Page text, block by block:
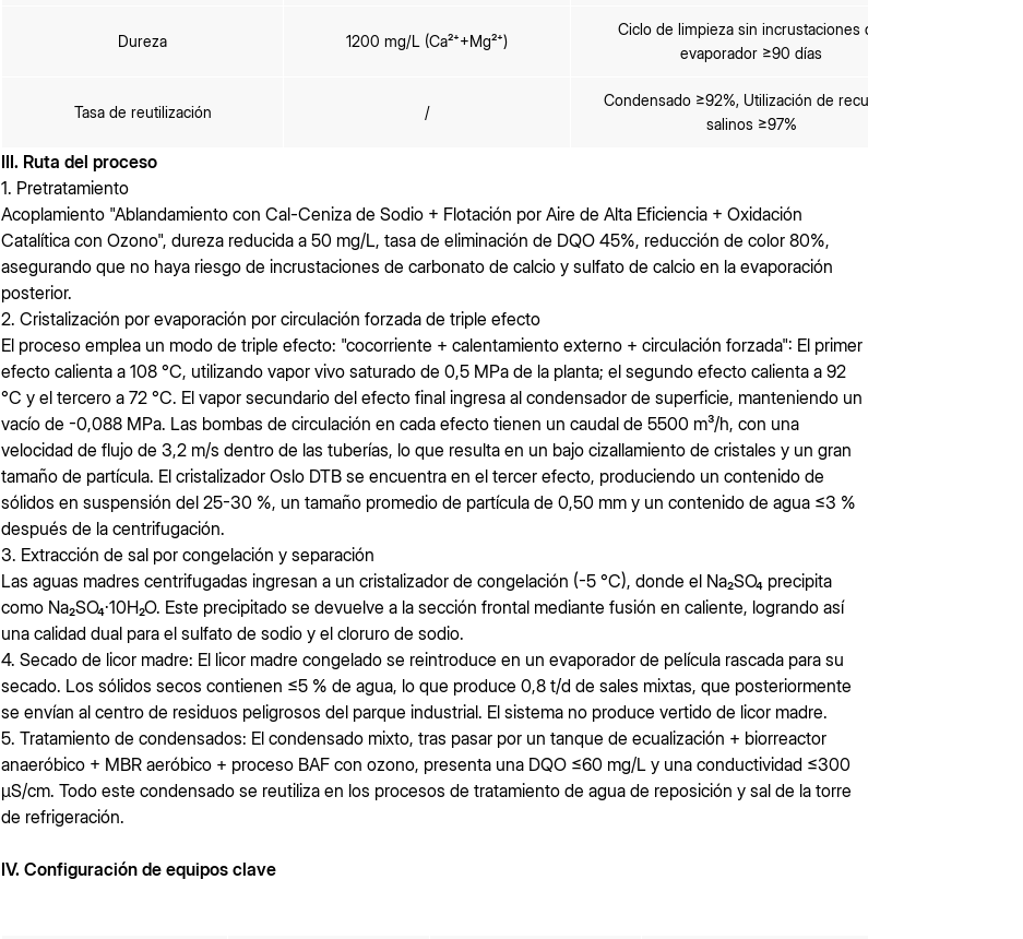
Dureza 1200 mg/L (Ca²⁺+Mg²⁺)
Ciclo de limpieza sin incrustaciones del
evaporador ≥90 días
Tasa de reutilización /
Condensado ≥92%, Utilización de recursos
salinos ≥97%
III. Ruta del proceso
1. Pretratamiento
Acoplamiento "Ablandamiento con Cal-Ceniza de Sodio + Flotación por Aire de Alta Eficiencia + Oxidación
Catalítica con Ozono", dureza reducida a 50 mg/L, tasa de eliminación de DQO 45%, reducción de color 80%,
asegurando que no haya riesgo de incrustaciones de carbonato de calcio y sulfato de calcio en la evaporación
posterior.
2. Cristalización por evaporación por circulación forzada de triple efecto
El proceso emplea un modo de triple efecto: "cocorriente + calentamiento externo + circulación forzada": El primer
efecto calienta a 108 °C, utilizando vapor vivo saturado de 0,5 MPa de la planta; el segundo efecto calienta a 92
°C y el tercero a 72 °C. El vapor secundario del efecto final ingresa al condensador de superficie, manteniendo un
vacío de -0,088 MPa. Las bombas de circulación en cada efecto tienen un caudal de 5500 m³/h, con una
velocidad de flujo de 3,2 m/s dentro de las tuberías, lo que resulta en un bajo cizallamiento de cristales y un gran
tamaño de partícula. El cristalizador Oslo DTB se encuentra en el tercer efecto, produciendo un contenido de
sólidos en suspensión del 25-30 %, un tamaño promedio de partícula de 0,50 mm y un contenido de agua ≤3 %
después de la centrifugación.
3. Extracción de sal por congelación y separación
Las aguas madres centrifugadas ingresan a un cristalizador de congelación (-5 °C), donde el Na₂SO₄ precipita
como Na₂SO₄·10H₂O. Este precipitado se devuelve a la sección frontal mediante fusión en caliente, logrando así
una calidad dual para el sulfato de sodio y el cloruro de sodio.
4. Secado de licor madre: El licor madre congelado se reintroduce en un evaporador de película rascada para su
secado. Los sólidos secos contienen ≤5 % de agua, lo que produce 0,8 t/d de sales mixtas, que posteriormente
se envían al centro de residuos peligrosos del parque industrial. El sistema no produce vertido de licor madre.
5. Tratamiento de condensados: El condensado mixto, tras pasar por un tanque de ecualización + biorreactor
anaeróbico + MBR aeróbico + proceso BAF con ozono, presenta una DQO ≤60 mg/L y una conductividad ≤300
μS/cm. Todo este condensado se reutiliza en los procesos de tratamiento de agua de reposición y sal de la torre
de refrigeración.
IV. Configuración de equipos clave